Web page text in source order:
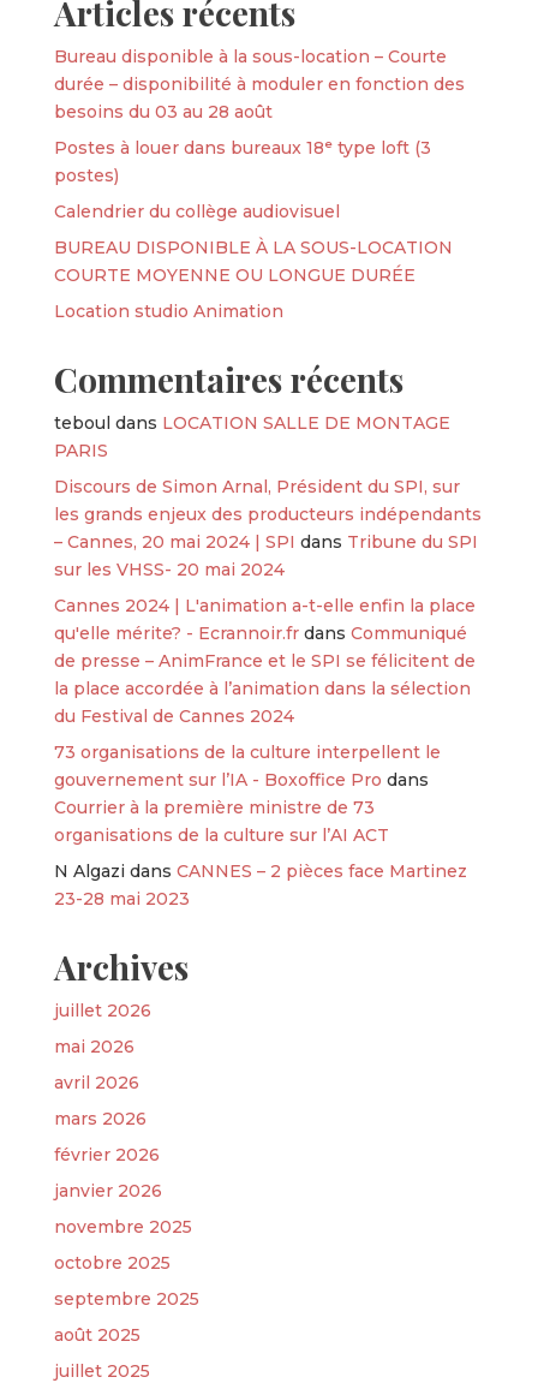
Articles récents
Bureau disponible à la sous-location – Courte
durée – disponibilité à moduler en fonction des
besoins du 03 au 28 août
Postes à louer dans bureaux 18ᵉ type loft (3
postes)
Calendrier du collège audiovisuel
BUREAU DISPONIBLE À LA SOUS-LOCATION
COURTE MOYENNE OU LONGUE DURÉE
Location studio Animation
Commentaires récents
teboul dans LOCATION SALLE DE MONTAGE
PARIS
Discours de Simon Arnal, Président du SPI, sur
les grands enjeux des producteurs indépendants
– Cannes, 20 mai 2024 | SPI dans Tribune du SPI
sur les VHSS- 20 mai 2024
Cannes 2024 | L'animation a-t-elle enfin la place
qu'elle mérite? - Ecrannoir.frdans Communiqué
de presse – AnimFrance et le SPI se félicitent de
la place accordée à l’animation dans la sélection
du Festival de Cannes 2024
73 organisations de la culture interpellent le
gouvernement sur l’IA - Boxoffice Pro dans
Courrier à la première ministre de 73
organisations de la culture sur l’AI ACT
N Algazi dans CANNES – 2 pièces face Martinez
23-28 mai 2023
Archives
juillet 2026
mai 2026
avril 2026
mars 2026
février 2026
janvier 2026
novembre 2025
octobre 2025
septembre 2025
août 2025
juillet 2025